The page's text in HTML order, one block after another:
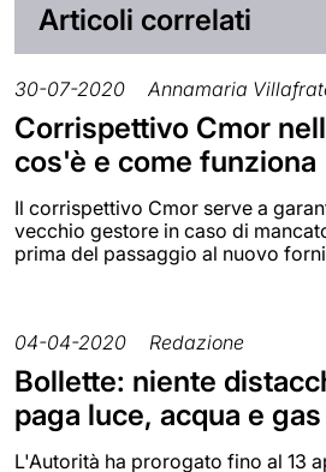
Articoli correlati
30-07-2020 Annamaria
Corrispettivo Cmor
cos'è e come funziona
Il corrispettivo Cmor serve a
vecchio gestore in caso di
prima del passaggio al nuovo
04-04-2020 Redazione
Bollette: niente
paga luce, acqua e gas
L'Autorità ha prorogato fino al 13